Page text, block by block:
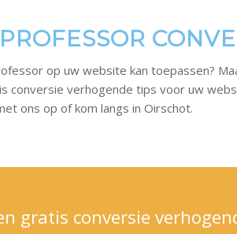
op uw website kan toepassen?
conversie verhogende tips voor uw
ons op of kom langs in Oirschot.
gratis conversie